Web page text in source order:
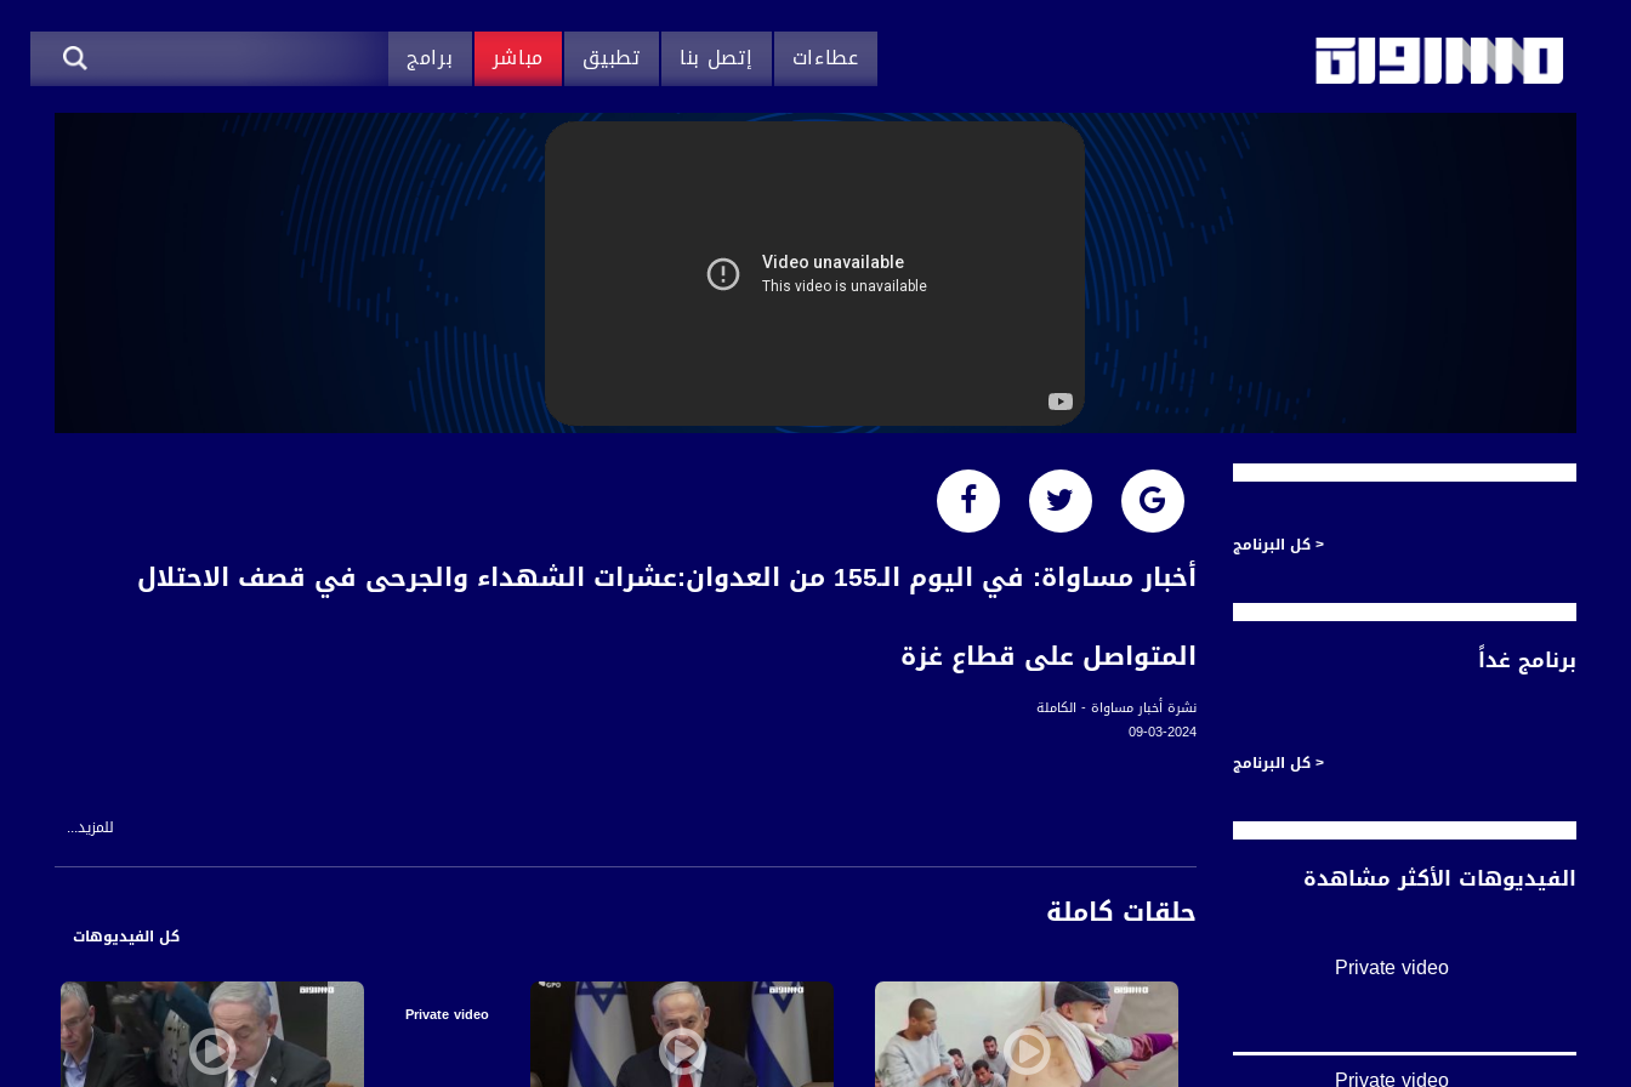
عطاءات إتصل بنا تطبيق مباشر برامج
أخبار مساواة: في اليوم الـ155 من العدوان:عشرات الشهداء والجرحى في قصف الاحتلال
المتواصل على قطاع غزة
نشرة أخبار مساواة - الكاملة
09-03-2024
قناة مساواة الفضائية تبث عبر الحيّز الفضائي الفلسطيني PalSat وعلى مدار القمر NileSat من خلال التردد التالي :
Frequency: 12645 H
Symbol Rate: 27500
FEC: 3/4
للمزيد...
حلقات كاملة كل الفيديوهات
Private video
< كل البرنامج
برنامج غداً
< كل البرنامج
الفيديوهات الأكثر مشاهدة
Private video